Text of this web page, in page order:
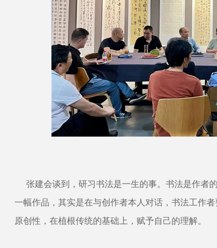
张建会谈到，研习书法是一生的事。书法是作者
一幅作品，其实是在与创作者本人对话，书法工作
原创性，在植根传统的基础上，赋予自己的理解。